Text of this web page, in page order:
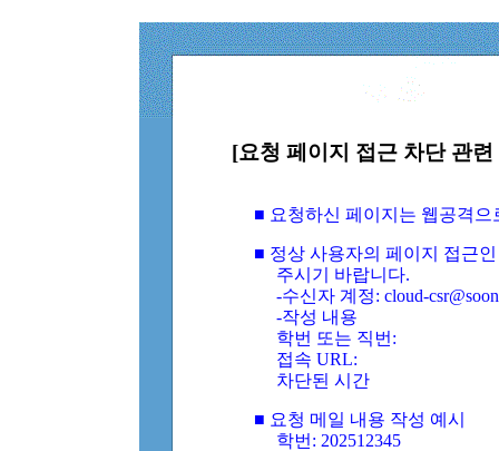
[요청 페이지 접근 차단 관
■ 요청하신 페이지는 웹공격
■ 정상 사용자의 페이지 접근
주시기 바랍니다.
-수신자 계정: cloud-
-작성 내용
학번 또는 직번:
접속 URL:
차단된 시간
■ 요청 메일 내용 작성 예시
학번: 202512345